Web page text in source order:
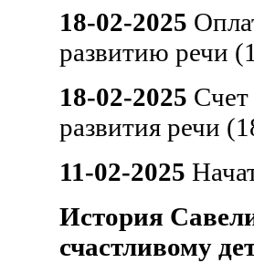
18-02-2025
развитию речи
18-02-2025 Счет
развития речи
11-02-2025
История
счастливому